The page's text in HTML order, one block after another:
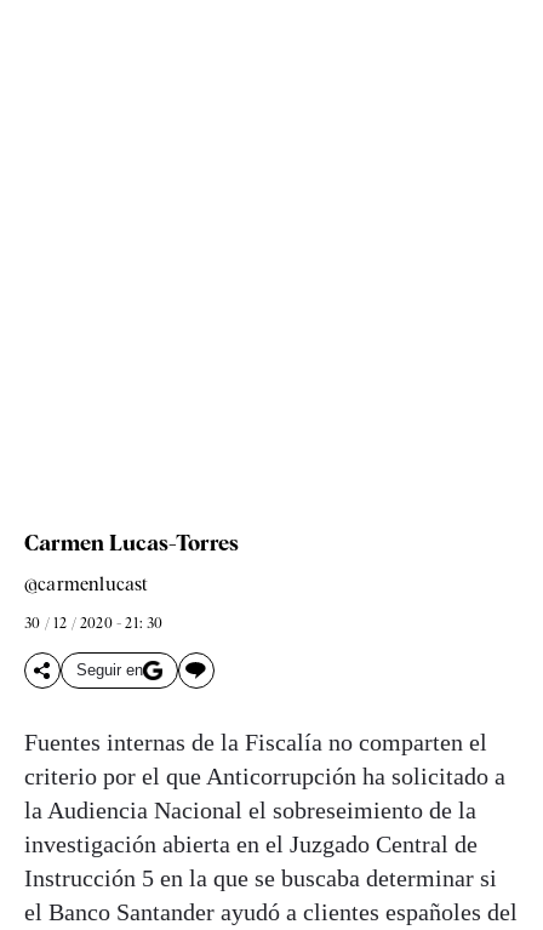
Carmen Lucas-Torres
@carmenlucast
30 / 12 / 2020 - 21: 30
Seguir en
Fuentes internas de la Fiscalía no comparten el
criterio por el que Anticorrupción ha solicitado a
la Audiencia Nacional el sobreseimiento de la
investigación abierta en el Juzgado Central de
Instrucción 5 en la que se buscaba determinar si
el Banco Santander ayudó a clientes españoles del